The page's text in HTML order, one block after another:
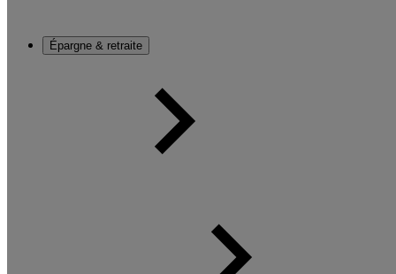
Épargne & retraite